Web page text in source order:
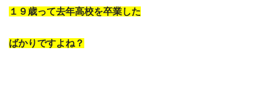
１９歳って去年高校を卒業した
ばかりですよね？